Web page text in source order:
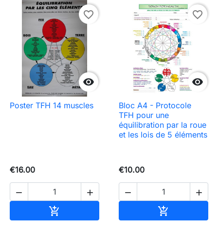

favorite_border
Poster TFH 14 muscles
€16.00
 


favorite_border
Bloc A4 - Protocole
TFH pour une
équilibration par la roue
et les lois de 5 éléments
€10.00
 
